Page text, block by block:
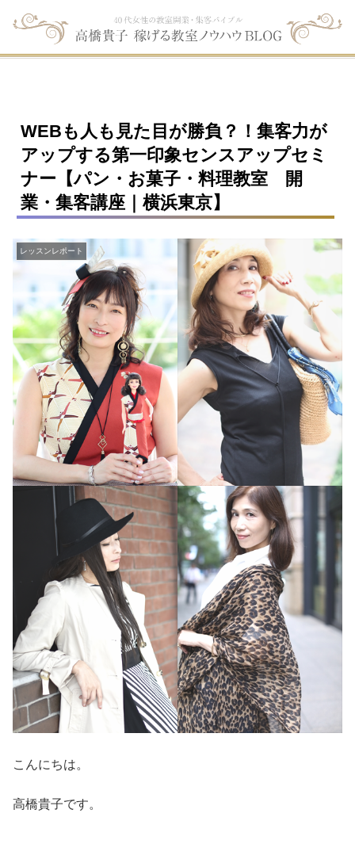
WEBも人も見た目が勝負？！集客力が
アップする第一印象センスアップセミ
ナー【パン・お菓子・料理教室 開
業・集客講座｜横浜東京】
レッスンレポート
こんにちは。
高橋貴子です。